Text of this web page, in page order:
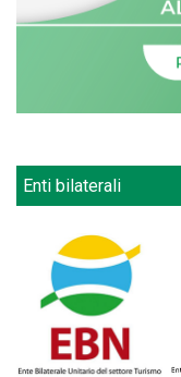
Enti bilaterali